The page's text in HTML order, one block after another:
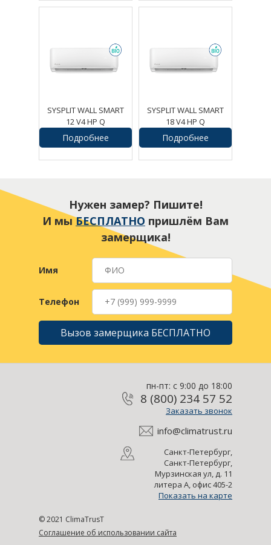
SYSPLIT WALL SMART
12 V4 HP Q
48750руб.
Подробнее
SYSPLIT WALL SMART
18 V4 HP Q
54963руб.
Подробнее
Нужен замер? Пишите!
И мыБЕСПЛАТНО пришлём Вам
замерщика!
Имя
Телефон
Вызов замерщика БЕСПЛАТНО
пн-пт: с 9:00 до 18:00
8 (800) 234 57 52
Заказать звонок
info@climatrust.ru
Санкт-Петербург,
Санкт-Петербург,
Мурзинская ул, д. 11
литера А, офис 405-2
Показать на карте
© 2021 ClimaTrusT
Соглашение об использовании сайта